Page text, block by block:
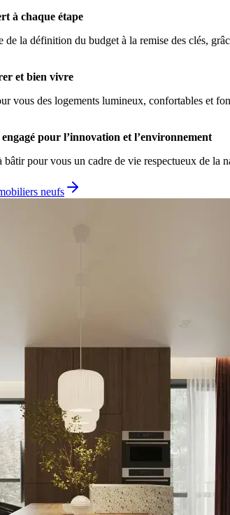
à chaque étape
la définition du budget à la remise des clés,
et bien vivre
vous des logements lumineux, confortables et
pour l’innovation et l’environnement
pour vous un cadre de vie respectueux de la
neufs